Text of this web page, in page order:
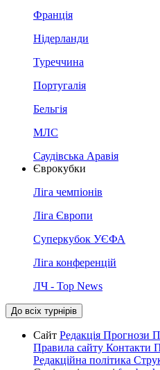
Франція
Нідерланди
Туреччина
Португалія
Бельгія
МЛС
Саудівська Аравія
Єврокубки
Ліга чемпіонів
Ліга Європи
Суперкубок УЄФА
Ліга конференцій
ЛЧ - Top News
До всіх турнірів
Сайт Редакція Прогнози
Правила сайту Контакти
Редакційна політика